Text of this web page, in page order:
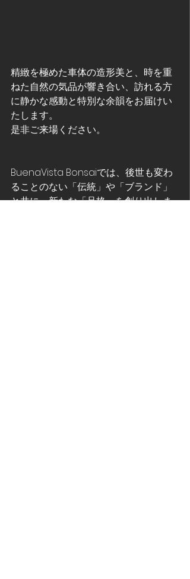
精緻を極めた車体の造形美と、時を重
ねた自然の気品が響き合い、訪れる方
に静かな感動と特別な余韻をお届けい
たします。
是非ご来場ください。
BuenaVista Bonsaiでは、後世も変わ
ることのない「伝統」や「ブランド」
と共に、新たな「品格」を創り出しま